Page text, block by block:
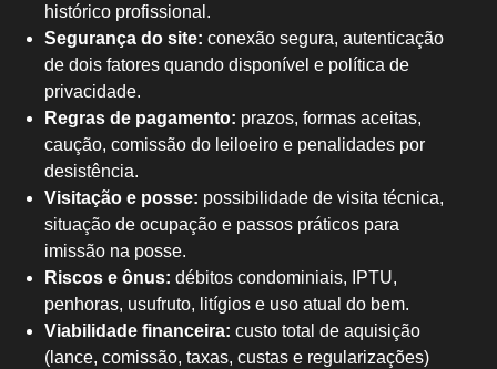
histórico profissional.
Segurança do site: conexão segura, autenticação
de dois fatores quando disponível e política de
privacidade.
Regras de pagamento: prazos, formas aceitas,
caução, comissão do leiloeiro e penalidades por
desistência.
Visitação e posse: possibilidade de visita técnica,
situação de ocupação e passos práticos para
imissão na posse.
Riscos e ônus: débitos condominiais, IPTU,
penhoras, usufruto, litígios e uso atual do bem.
Viabilidade financeira: custo total de aquisição
(lance, comissão, taxas, custas e regularizações)